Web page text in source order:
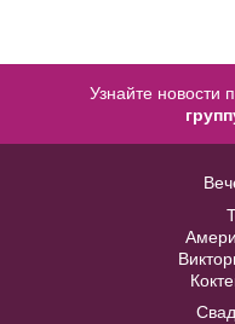
58 60
В
Узнайте новости